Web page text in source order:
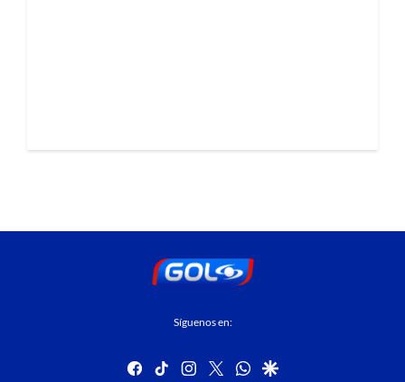
Síguenos en:
facebook
tiktok instagram
twitterwhatsapp
google